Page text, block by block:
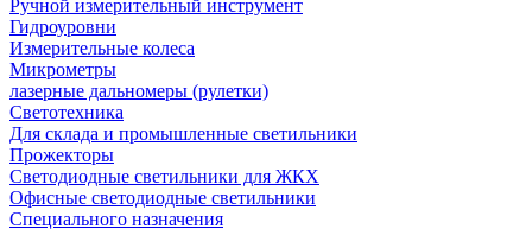
Ручной измерительный инструмент
Гидроуровни
Измерительные колеса
Микрометры
лазерные дальномеры (рулетки)
Светотехника
Для склада и промышленные светильники
Прожекторы
Светодиодные светильники для ЖКХ
Офисные светодиодные светильники
Специального назначения